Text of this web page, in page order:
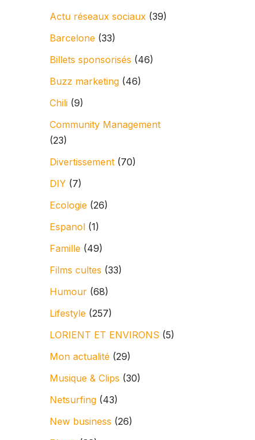
Actu réseaux sociaux (39)
Barcelone (33)
Billets sponsorisés (46)
Buzz marketing (46)
Chili (9)
Community Management
(23)
Divertissement (70)
DIY (7)
Ecologie (26)
Espanol (1)
Famille (49)
Films cultes (33)
Humour (68)
Lifestyle (257)
LORIENT ET ENVIRONS (5)
Mon actualité (29)
Musique & Clips (30)
Netsurfing (43)
New business (26)